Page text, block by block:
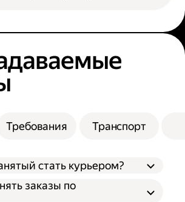
Требования Транспорт
стать курьером?
заказы по